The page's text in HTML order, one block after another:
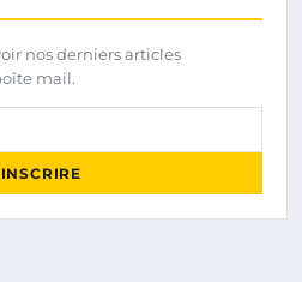
nos derniers articles
mail.